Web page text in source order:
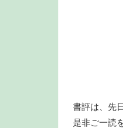
書評は、先
是非ご一読を